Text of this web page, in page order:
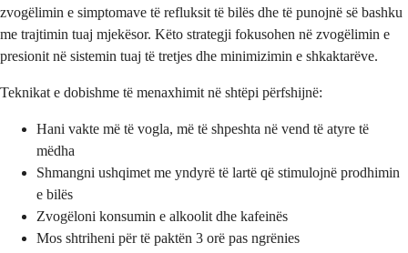
zvogëlimin e simptomave të refluksit të bilës dhe të punojnë së bashku
me trajtimin tuaj mjekësor. Këto strategji fokusohen në zvogëlimin e
presionit në sistemin tuaj të tretjes dhe minimizimin e shkaktarëve.
Teknikat e dobishme të menaxhimit në shtëpi përfshijnë:
Hani vakte më të vogla, më të shpeshta në vend të atyre të
mëdha
Shmangni ushqimet me yndyrë të lartë që stimulojnë prodhimin
e bilës
Zvogëloni konsumin e alkoolit dhe kafeinës
Mos shtriheni për të paktën 3 orë pas ngrënies